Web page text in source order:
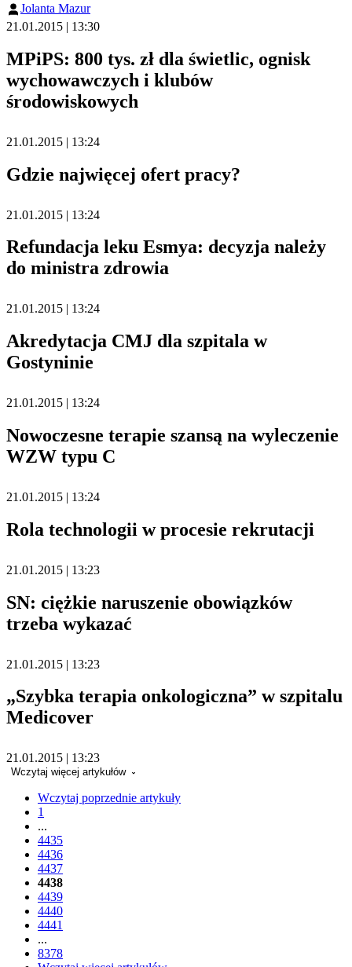
Jolanta Mazur
21.01.2015 | 13:30
MPiPS: 800 tys. zł dla świetlic, ognisk
wychowawczych i klubów
środowiskowych
21.01.2015 | 13:24
Gdzie najwięcej ofert pracy?
21.01.2015 | 13:24
Refundacja leku Esmya: decyzja należy
do ministra zdrowia
21.01.2015 | 13:24
Akredytacja CMJ dla szpitala w
Gostyninie
21.01.2015 | 13:24
Nowoczesne terapie szansą na wyleczenie
WZW typu C
21.01.2015 | 13:24
Rola technologii w procesie rekrutacji
21.01.2015 | 13:23
SN: ciężkie naruszenie obowiązków
trzeba wykazać
21.01.2015 | 13:23
„Szybka terapia onkologiczna” w szpitalu
Medicover
21.01.2015 | 13:23
Wczytaj więcej artykułów
Wczytaj poprzednie artykuły
1
...
4435
4436
4437
4438
4439
4440
4441
...
8378